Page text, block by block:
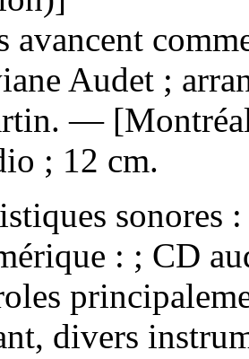
avancent
Audet ;
—
; 12 cm.
sonores
: ; CD
divers